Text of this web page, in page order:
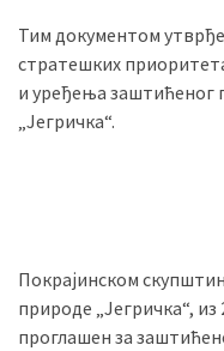
Uncategorized
(493)
Панчево
Ковачица
(143)
Тим документом
стратешких
и уређења заштићеног
„Јегричка“.
Покрајинском
природе „Јегричка“, из
проглашен за